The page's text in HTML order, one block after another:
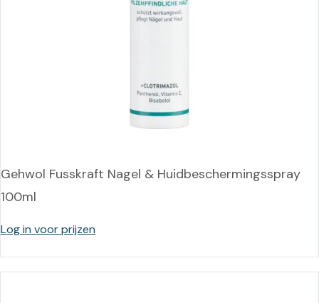
Gehwol Fusskraft Nagel & Huidbeschermingsspray
100ml
Log in voor prijzen